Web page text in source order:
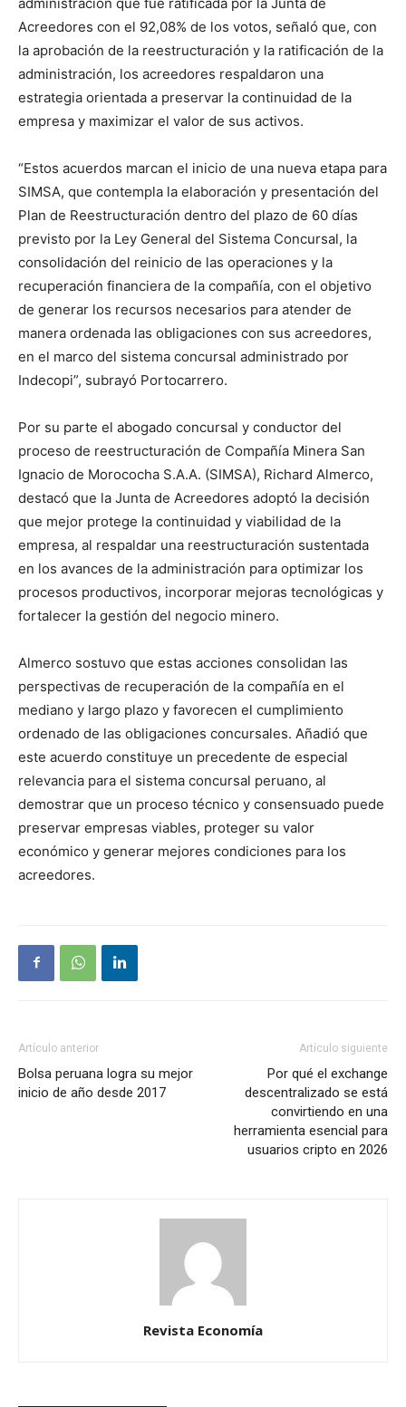
Acreedores con el 92,08% de los votos, señaló que, con
la aprobación de la reestructuración y la ratificación de la
administración, los acreedores respaldaron una
estrategia orientada a preservar la continuidad de la
empresa y maximizar el valor de sus activos.
“Estos acuerdos marcan el inicio de una nueva etapa para
SIMSA, que contempla la elaboración y presentación del
Plan de Reestructuración dentro del plazo de 60 días
previsto por la Ley General del Sistema Concursal, la
consolidación del reinicio de las operaciones y la
recuperación financiera de la compañía, con el objetivo
de generar los recursos necesarios para atender de
manera ordenada las obligaciones con sus acreedores,
en el marco del sistema concursal administrado por
Indecopi”, subrayó Portocarrero.
Por su parte el abogado concursal y conductor del
proceso de reestructuración de Compañía Minera San
Ignacio de Morococha S.A.A. (SIMSA), Richard Almerco,
destacó que la Junta de Acreedores adoptó la decisión
que mejor protege la continuidad y viabilidad de la
empresa, al respaldar una reestructuración sustentada
en los avances de la administración para optimizar los
procesos productivos, incorporar mejoras tecnológicas y
fortalecer la gestión del negocio minero.
Almerco sostuvo que estas acciones consolidan las
perspectivas de recuperación de la compañía en el
mediano y largo plazo y favorecen el cumplimiento
ordenado de las obligaciones concursales. Añadió que
este acuerdo constituye un precedente de especial
relevancia para el sistema concursal peruano, al
demostrar que un proceso técnico y consensuado puede
preservar empresas viables, proteger su valor
económico y generar mejores condiciones para los
acreedores.
Artículo anterior
Bolsa peruana logra su mejor
inicio de año desde 2017
Artículo siguiente
Por qué el exchange
descentralizado se está
convirtiendo en una
herramienta esencial para
usuarios cripto en 2026
Revista Economía